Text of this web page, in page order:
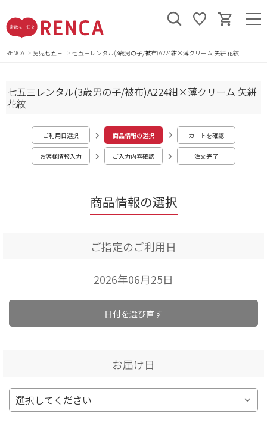
RENCA 男児七五三 七五三レンタル(3歳男の子/被布)A224紺×薄クリーム 矢絣 花紋
商品情報の選択
七五三レンタル(3歳男の子/被布)A224紺×薄クリーム 矢絣
花紋
ご利用日選択 商品情報の選択 カートを確認
お客様情報入力 ご入力内容確認 注文完了
ご指定のご利用日
2026年06月25日
日付を選び直す
お届け日